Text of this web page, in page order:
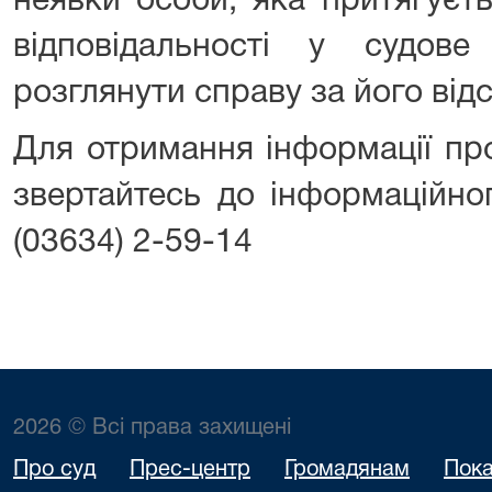
відповідальності у
розглянути справу за його
Для отримання інформації
звертайтесь до
(03634) 2-59-14
2026 © Всі права захищені
Про суд Прес-центр Громадянам